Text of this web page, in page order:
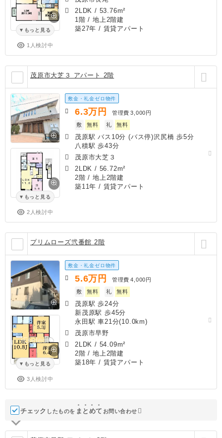
もっと見る
1人検討中
2LDK / 53.76m²
1階 / 地上2階建
築27年 / 賃貸アパート
茂原市大芝３ アパート 2階
もっと見る
2人検討中
敷金・礼金ゼロ物件
6.3万円 管理費 3,000円
敷
無料 礼 無料
茂原駅 バス10分 (バス停)沢尻橋 歩5分
八積駅 歩43分
茂原市大芝３
2LDK / 56.72m²
2階 / 地上2階建
築11年 / 賃貸アパート
プリムローズ弐番館 2階
もっと見る
3人検討中
敷金・礼金ゼロ物件
5.6万円 管理費 4,000円
敷
無料 礼 無料
茂原駅 歩24分
新茂原駅 歩45分
永田駅 車21分(10.0km)
茂原市早野
2LDK / 54.09m²
2階 / 地上2階建
築18年 / 賃貸アパート
チェック したものを ま と めて お問い合わせ